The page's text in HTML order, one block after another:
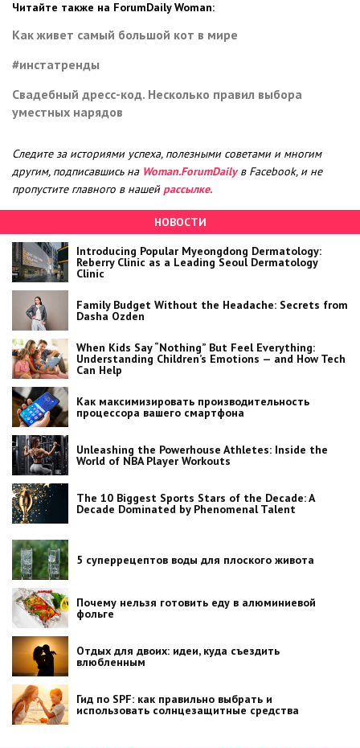
Читайте также на ForumDaily Woman:
Как живет самый большой кот в мире
#инстатренды
Свадебный дресс-код. Несколько правил выбора
уместных нарядов
Следите за историями успеха, полезными советами и многим
другим, подписавшись на Woman.ForumDailyв Facebook, и не
пропустите главного в нашей рассылке.
НОВОСТИ
Introducing Popular Myeongdong Dermatology:
Reberry Clinic as a Leading Seoul Dermatology
Clinic
Family Budget Without the Headache: Secrets from
Dasha Ozden
When Kids Say “Nothing” But Feel Everything:
Understanding Children’s Emotions — and How Tech
Can Help
Как максимизировать производительность
процессора вашего смартфона
Unleashing the Powerhouse Athletes: Inside the
World of NBA Player Workouts
The 10 Biggest Sports Stars of the Decade: A
Decade Dominated by Phenomenal Talent
5 суперрецептов воды для плоского живота
Почему нельзя готовить еду в алюминиевой
фольге
Отдых для двоих: идеи, куда съездить
влюбленным
Гид по SPF: как правильно выбрать и
использовать солнцезащитные средства